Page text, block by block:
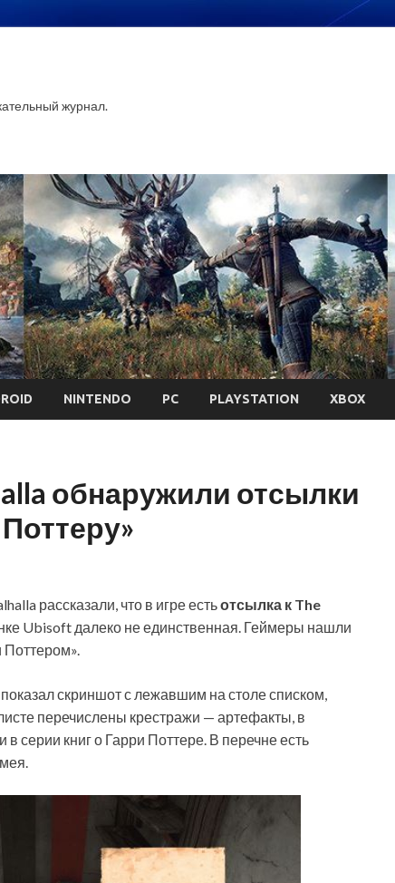
журнал.
NINTENDO PC PLAYSTATION XBOX
обнаружили отсылки
рассказали, что в игре естьотсылка к The
Ubisoft далеко не единственная. Геймеры нашли
Поттером».
скриншот с лежавшим на столе списком,
перечислены крестражи — артефакты, в
серии книг о Гарри Поттере. В перечне есть